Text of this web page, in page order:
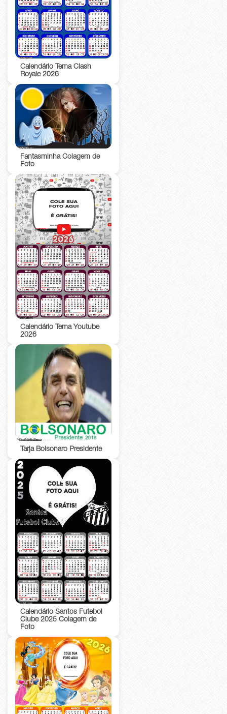
Calendário Tema Clash
Royale 2026
Fantasminha Colagem de
Foto
Calendário Tema Youtube
2026
Tarja Bolsonaro Presidente
Calendário Santos Futebol
Clube 2025 Colagem de
Foto